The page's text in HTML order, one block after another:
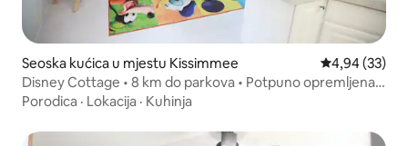
Seoska kućica u mjestu Kissimmee Prosječna
4,94 (33)
Disney Cottage • 8 km do parkova • Potpuno opremljena
kuhinja
Porodica · Lokacija · Kuhinja